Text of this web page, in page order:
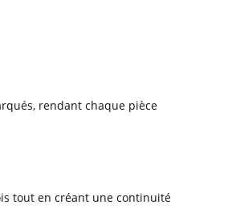
rendant chaque pièce
tout en créant une continuité